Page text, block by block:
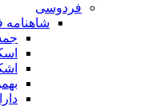
فردوسی